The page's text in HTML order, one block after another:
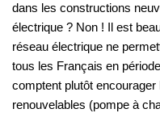
dans les constructions
électrique ? Non ! Il est
réseau électrique ne
tous les Français en
comptent plutôt
renouvelables (pompe à